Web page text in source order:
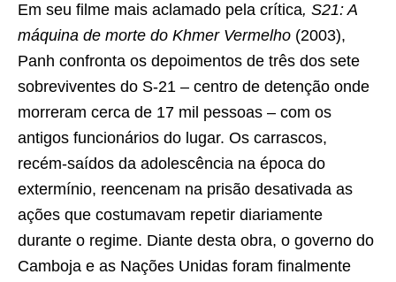
Em seu filme mais aclamado pela crítica, S21: A
máquina de morte do Khmer Vermelho (2003),
Panh confronta os depoimentos de três dos sete
sobreviventes do S-21 – centro de detenção onde
morreram cerca de 17 mil pessoas – com os
antigos funcionários do lugar. Os carrascos,
recém-saídos da adolescência na época do
extermínio, reencenam na prisão desativada as
ações que costumavam repetir diariamente
durante o regime. Diante desta obra, o governo do
Camboja e as Nações Unidas foram finalmente